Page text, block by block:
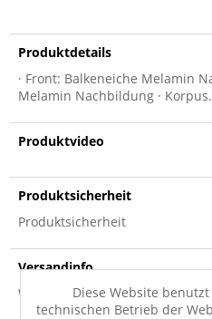
Produktdetails
· Front: Balkeneiche Melamin
Melamin Nachbildung ·
Produktvideo
Produktsicherheit
Produktsicherheit
Versandinfo
Weitere Informationen zum
Diese Website
technischen Betrieb der